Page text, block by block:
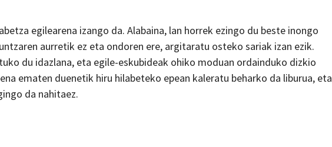
egilearena izango da. Alabaina, lan horrek ezingo du beste inongo
aurretik ez eta ondoren ere, argitaratu osteko sariak izan ezik.
du idazlana, eta egile-eskubideak ohiko moduan ordainduko dizkio
ematen duenetik hiru hilabeteko epean kaleratu beharko da liburua, eta
da nahitaez.